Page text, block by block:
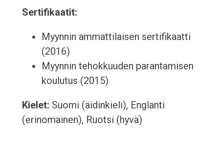
Sertifikaatit:
Myynnin ammattilaisen sertifikaatti
(2016)
Myynnin tehokkuuden parantamisen
koulutus (2015)
Kielet: Suomi (äidinkieli), Englanti
(erinomainen), Ruotsi (hyvä)